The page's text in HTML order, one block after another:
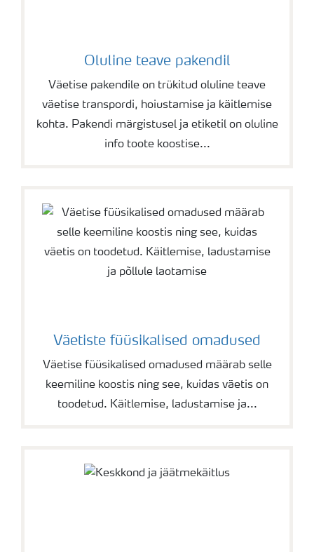
Oluline teave pakendil
Väetise pakendile on trükitud oluline teave
väetise transpordi, hoiustamise ja käitlemise
kohta. Pakendi märgistusel ja etiketil on oluline
info toote koostise...
Väetiste füüsikalised omadused
Väetise füüsikalised omadused määrab selle
keemiline koostis ning see, kuidas väetis on
toodetud. Käitlemise, ladustamise ja...